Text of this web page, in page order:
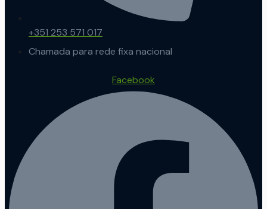
+351 253 571 017
Chamada para rede fixa nacional
Facebook